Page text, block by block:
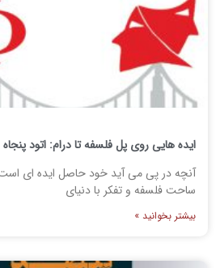
ایده هایی روی پل فلسفه تا درام: اتود
آنچه در پی می آید خود حاصل ایده ای است
ساحت فلسفه و تفکر با دنیای
بیشتر بخوانید »